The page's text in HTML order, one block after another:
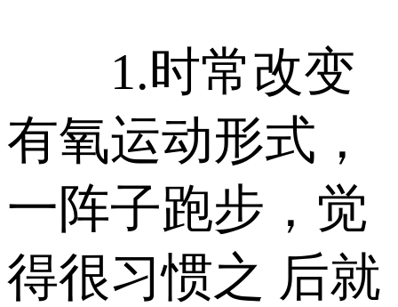
1.时常改变
有氧运动形式，
一阵子跑步，觉
得很习惯之 后就